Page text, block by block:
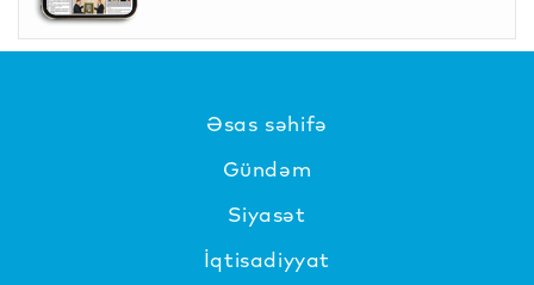
Əsas səhifə
Gündəm
Siyasət
İqtisadiyyat